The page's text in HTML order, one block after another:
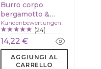
Burro corpo
bergamotto &
citronella
Kundenbewertungen:
(24)
14,22 €
AGGIUNGI AL
CARRELLO